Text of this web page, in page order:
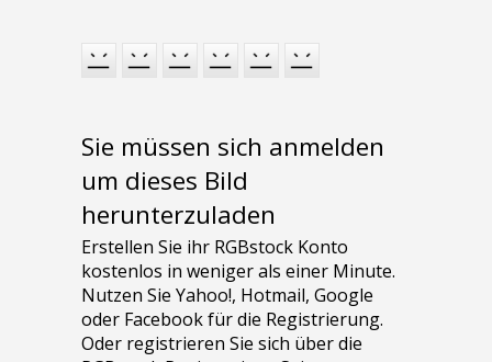
Sie müssen sich anmelden
um dieses Bild
herunterzuladen